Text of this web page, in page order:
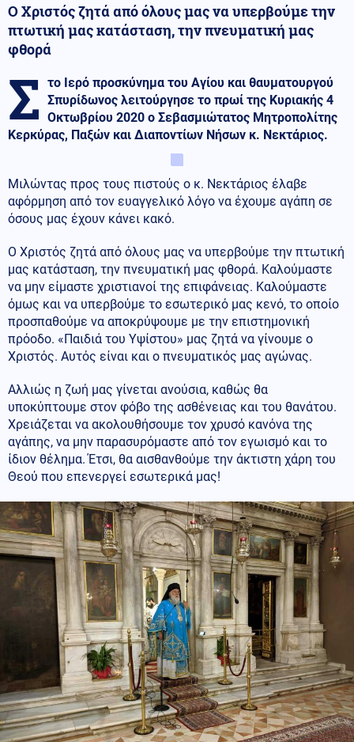
Ο Χριστός ζητά από όλους μας να υπερβούμε την
πτωτική μας κατάσταση, την πνευματική μας
φθορά
Σ το Ιερό προσκύνημα του Αγίου και θαυματουργού
Σπυρίδωνος λειτούργησε το πρωί της Κυριακής 4
Οκτωβρίου 2020 ο Σεβασμιώτατος Μητροπολίτης
Κερκύρας, Παξών και Διαποντίων Νήσων κ. Νεκτάριος.
Μιλώντας προς τους πιστούς ο κ. Νεκτάριος έλαβε
αφόρμηση από τον ευαγγελικό λόγο να έχουμε αγάπη σε
όσους μας έχουν κάνει κακό.
Ο Χριστός ζητά από όλους μας να υπερβούμε την πτωτική
μας κατάσταση, την πνευματική μας φθορά. Καλούμαστε
να μην είμαστε χριστιανοί της επιφάνειας. Καλούμαστε
όμως και να υπερβούμε το εσωτερικό μας κενό, το οποίο
προσπαθούμε να αποκρύψουμε με την επιστημονική
πρόοδο. «Παιδιά του Υψίστου» μας ζητά να γίνουμε ο
Χριστός. Αυτός είναι και ο πνευματικός μας αγώνας.
Αλλιώς η ζωή μας γίνεται ανούσια, καθώς θα
υποκύπτουμε στον φόβο της ασθένειας και του θανάτου.
Χρειάζεται να ακολουθήσουμε τον χρυσό κανόνα της
αγάπης, να μην παρασυρόμαστε από τον εγωισμό και το
ίδιον θέλημα. Έτσι, θα αισθανθούμε την άκτιστη χάρη του
Θεού που επενεργεί εσωτερικά μας!